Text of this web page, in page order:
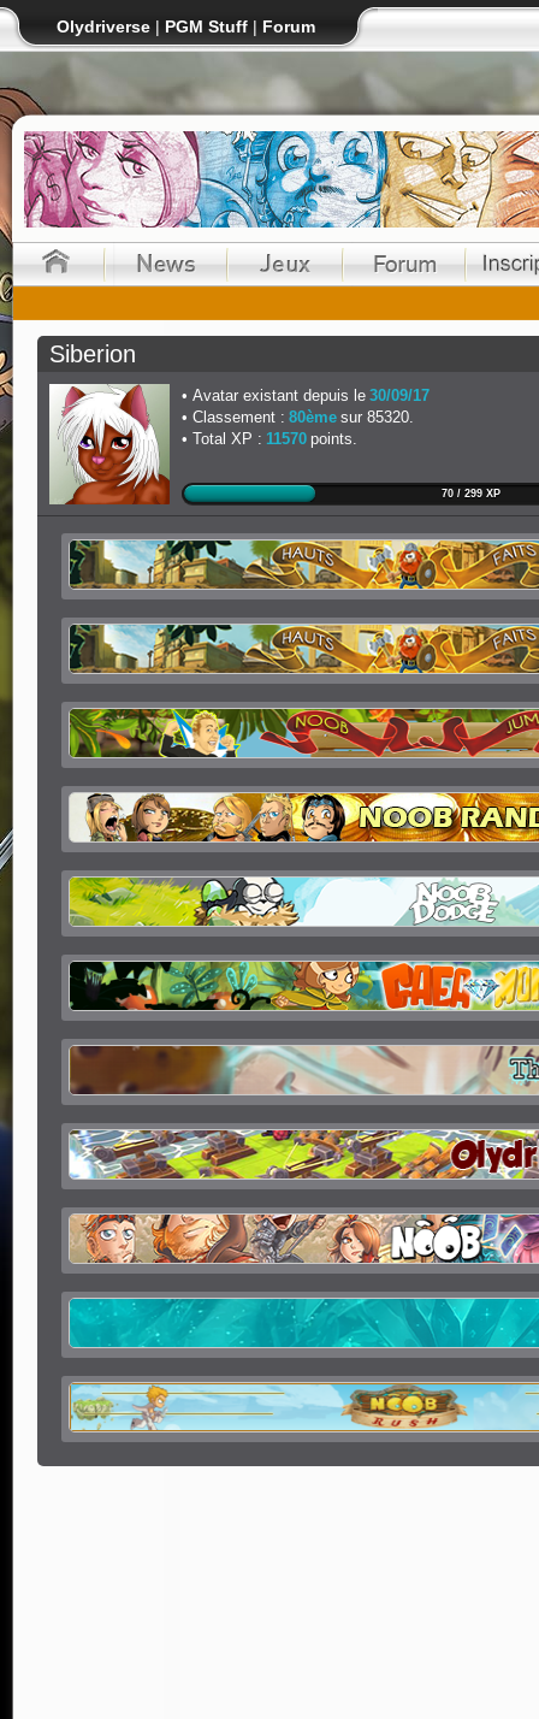
Olydriverse | PGM Stuff | Forum
Siberion
Avatar existant depuis le 30/09/17
Classement : 80ème sur 85320.
Total XP : 11570 points.
70 / 299 XP